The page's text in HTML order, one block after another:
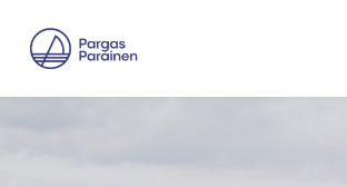
Siirry
suoraan